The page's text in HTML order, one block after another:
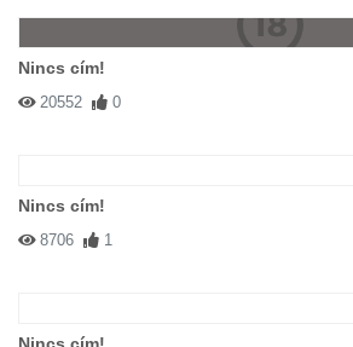
Nincs cím!
20552 0
Nincs cím!
8706 1